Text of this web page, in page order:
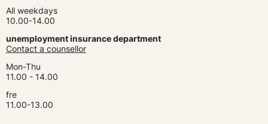
All weekdays
10.00-14.00
unemployment insurance department
Contact a counsellor
Mon-Thu
11.00 - 14.00
fre
11.00-13.00